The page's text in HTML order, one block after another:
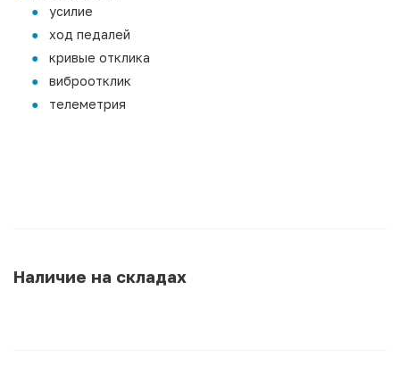
усилие
ход педалей
кривые отклика
виброотклик
телеметрия
Наличие на складах